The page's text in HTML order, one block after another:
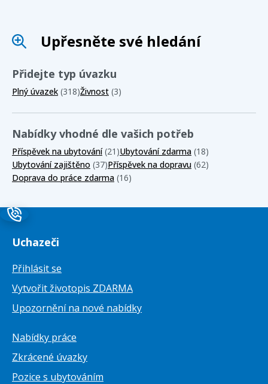
Upřesněte své hledání
Přidejte typ úvazku
Plný úvazek (318)Živnost (3)
Nabídky vhodné dle vašich potřeb
Příspěvek na ubytování(21)Ubytování zdarma (18)
Ubytování zajištěno (37)Příspěvek na dopravu (62)
Doprava do práce zdarma (16)
Uchazeči
Přihlásit se
Vytvořit životopis ZDARMA
Upozornění na nové nabídky
Nabídky práce
Zkrácené úvazky
Pozice s ubytováním